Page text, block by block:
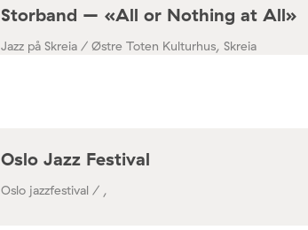
Storband – «All or Nothing at All»
Jazz på Skreia / Østre Toten Kulturhus, Skreia
Oslo Jazz Festival
Oslo jazzfestival / ,